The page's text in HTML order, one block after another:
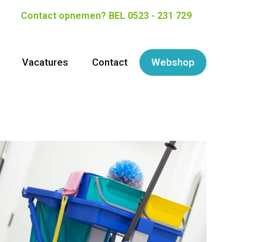
Contact opnemen? BEL 0523 - 231 729
Vacatures Contact Webshop